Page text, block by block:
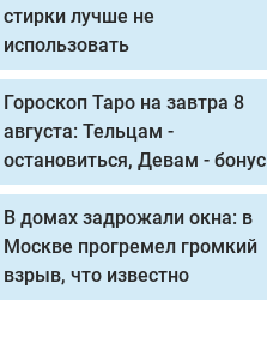
стирки лучше не
использовать
Гороскоп Таро на завтра 8
августа: Тельцам -
остановиться, Девам - бонус
В домах задрожали окна: в
Москве прогремел громкий
взрыв, что известно